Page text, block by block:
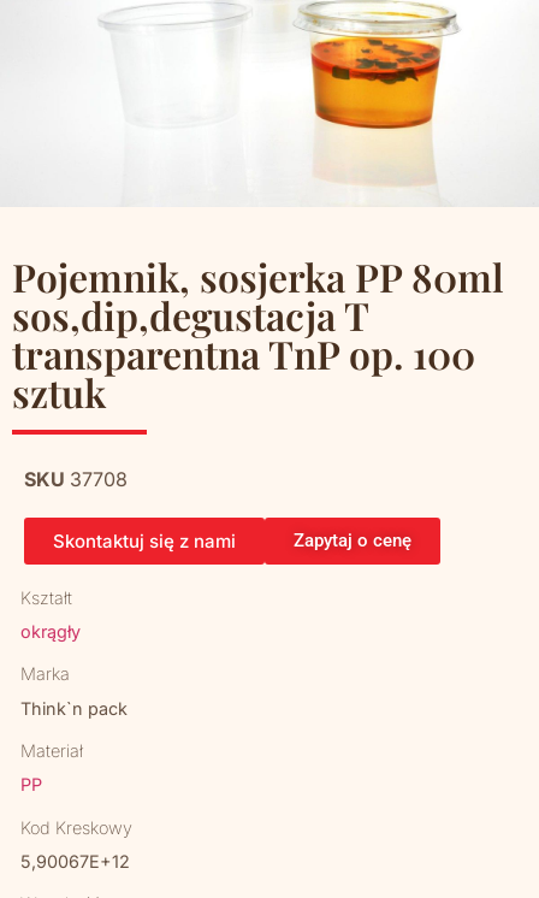
Pojemnik, sosjerka PP 80ml
sos,dip,degustacja T
transparentna TnP op. 100
sztuk
SKU 37708
Skontaktuj się z nami Zapytaj o cenę
Kształt
okrągły
Marka
Think`n pack
Materiał
PP
Kod Kreskowy
5,90067E+12